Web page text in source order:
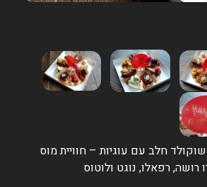
חלב עם עוגיות – חוויית מוס
רפאלו, נוגט ולוטוס